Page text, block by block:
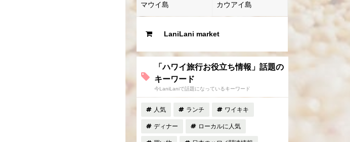
マウイ島 カウアイ島
LaniLani market
「ハワイ旅行お役立ち情報」話題の
キーワード
今LaniLaniで話題になっているキーワード
人気 ランチ ワイキキ
ディナー ローカルに人気